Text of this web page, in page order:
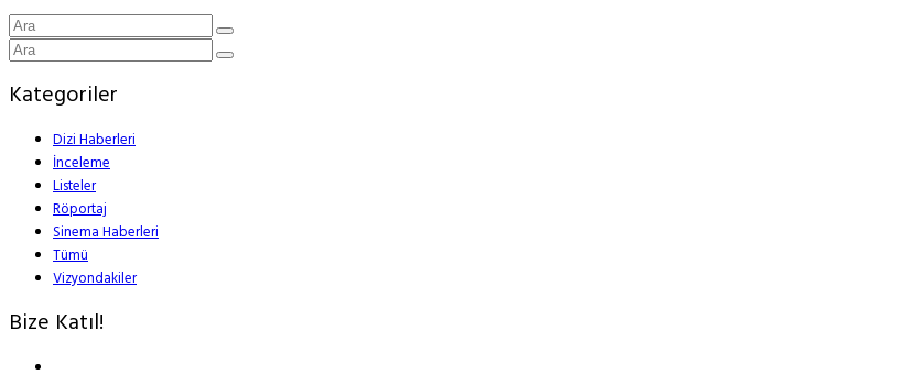
Kategoriler
Dizi Haberleri
İnceleme
Listeler
Röportaj
Sinema Haberleri
Tümü
Vizyondakiler
Bize Katıl!